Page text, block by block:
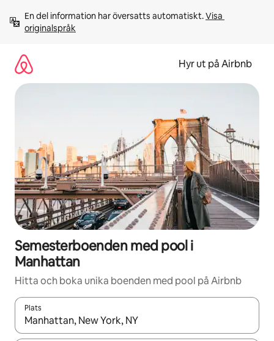
innehåll
En del information har översatts automatiskt. Visa
originalspråk
Hyr ut på Airbnb
Semesterboenden med pool i
Manhattan
Hitta och boka unika boenden med pool på Airbnb
Plats
När resultaten är tillgängliga kan du navigera med upp- och